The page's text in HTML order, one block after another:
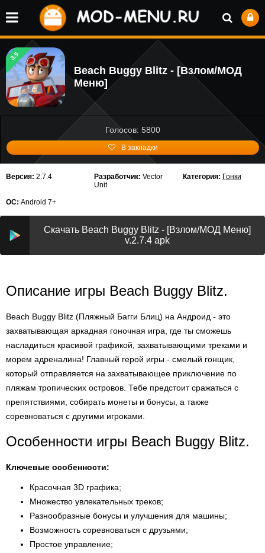
3.5
Beach Buggy Blitz - [Взлом/МОД
Меню]
Голосов: 5800
В закладки
Версия: 2.7.4 Разработчик: Vector
Unit
Категория: Гонки
ОС: Android 7+
Скачать Beach Buggy Blitz - [Взлом/МОД Меню]
v.2.7.4 apk
Описание игры Beach Buggy Blitz.
Beach Buggy Blitz (Пляжный Багги Блиц) на Андроид - это
захватывающая аркадная гоночная игра, где ты сможешь
насладиться красивой графикой, захватывающими треками и
морем адреналина! Главный герой игры - смелый гонщик,
который отправляется на захватывающее приключение по
пляжам тропических островов. Тебе предстоит сражаться с
препятствиями, собирать монеты и бонусы, а также
соревноваться с другими игроками.
Особенности игры Beach Buggy Blitz.
Ключевые особенности:
Красочная 3D графика;
Множество увлекательных треков;
Разнообразные бонусы и улучшения для машины;
Возможность соревноваться с друзьями;
Простое управление;